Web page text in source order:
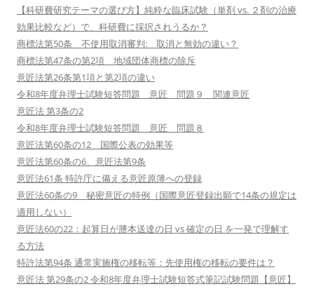
【科研費研究テーマの選び方】純粋な臨床試験（単剤 vs. ２剤の治療
効果比較など）で、科研費に採択されうるか？
商標法第50条 不使用取消審判: 取消と無効の違い？
商標法第47条の第2項 地域団体商標の除斥
意匠法第26条第1項と第2項の違い
令和8年度弁理士試験短答問題 意匠 問題９ 関連意匠
意匠法 第3条の2
令和8年度弁理士試験短答問題 意匠 問題８
意匠法第60条の12 国際公表の効果等
意匠法第60条の6、意匠法第9条
意匠法61条 特許庁に備える意匠原簿への登録
意匠法60条の9 秘密意匠の特例（国際意匠登録出願で14条の規定は
適用しない）
意匠法60の22：起算日が謄本送達の日 vs 確定の日 を一発で理解す
る方法
特許法第94条 通常実施権の移転等：先使用権の移転の要件は？
意匠法 第29条の2 令和8年度弁理士試験短答式筆記試験問題【意匠】